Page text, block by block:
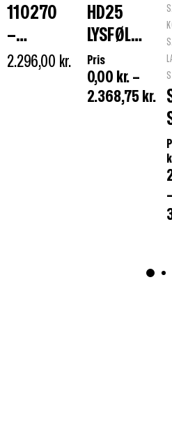
110270
–
HD700
2.296,00 kr.
HD25
LYSFØLS
OMT
KAMERA
UDEN IR
Pris
0,00 kr. –
2.368,75 kr.